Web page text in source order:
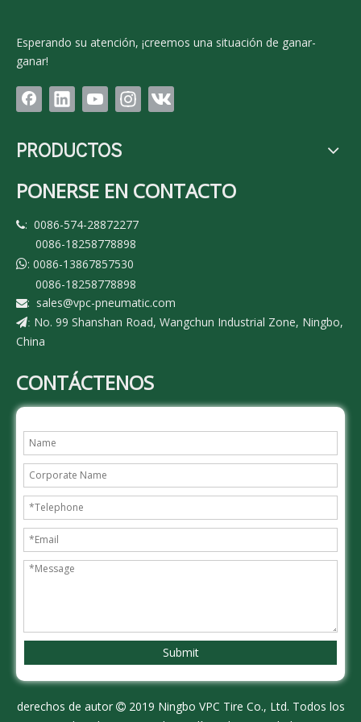
Esperando su atención, ¡creemos una situación de ganar-
ganar!
PRODUCTOS
PONERSE EN CONTACTO
: 0086-574-28872277
0086-18258778898
: 0086-13867857530
0086-18258778898
: sales@vpc-pneumatic.com
: No. 99 Shanshan Road, Wangchun Industrial Zone, Ningbo,
China
CONTÁCTENOS
Submit
derechos de autor 2019 Ningbo VPC Tire Co., Ltd. Todos los